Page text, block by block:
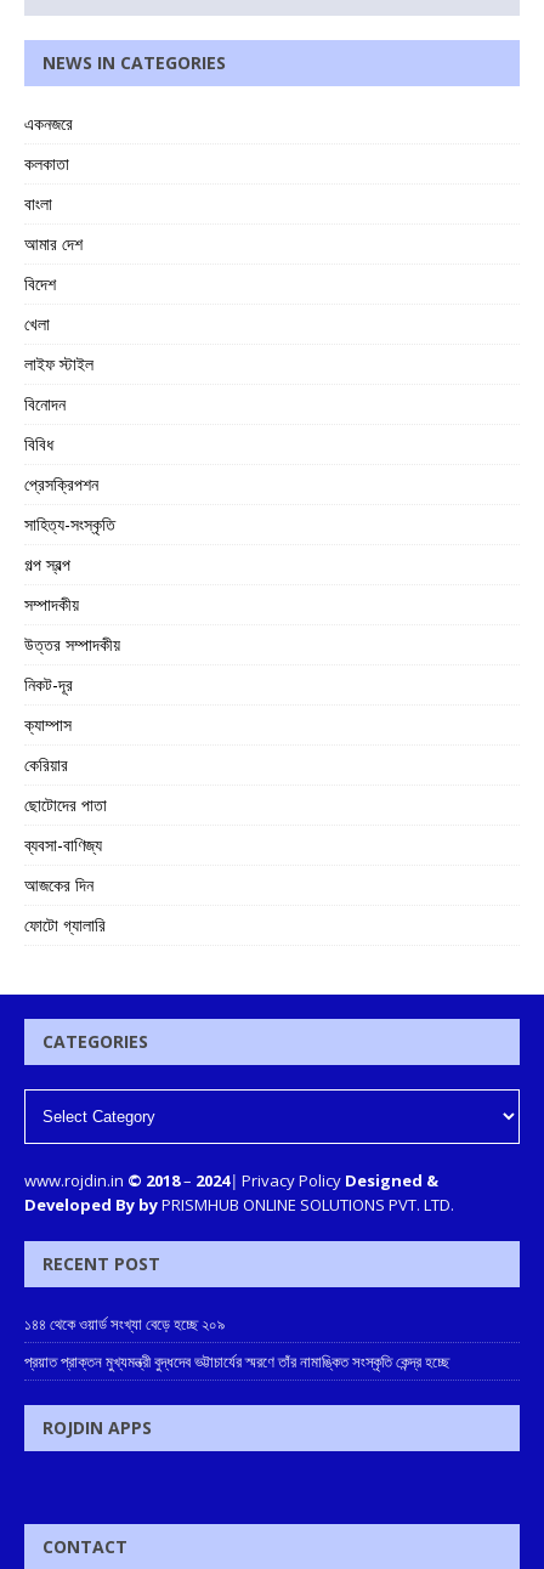
NEWS IN CATEGORIES
একনজরে
কলকাতা
বাংলা
আমার দেশ
বিদেশ
খেলা
লাইফ স্টাইল
বিনোদন
বিবিধ
প্রেসক্রিপশন
সাহিত্য-সংস্কৃতি
গল্প স্বল্প
সম্পাদকীয়
উত্তর সম্পাদকীয়
নিকট-দূর
ক্যাম্পাস
কেরিয়ার
ছোটোদের পাতা
ব্যবসা-বাণিজ্য
আজকের দিন
ফোটো গ্যালারি
CATEGORIES
www.rojdin.in © 2018– 2024| Privacy Policy Designed &
Developed By byPRISMHUB ONLINE SOLUTIONS PVT. LTD.
RECENT POST
১৪৪ থেকে ওয়ার্ড সংখ্যা বেড়ে হচ্ছে ২০৯
প্রয়াত প্রাক্তন মুখ্যমন্ত্রী বুদ্ধদেব ভট্টাচার্যের স্মরণে তাঁর নামাঙ্কিত সংস্কৃতি কেন্দ্র হচ্ছে
ROJDIN APPS
CONTACT